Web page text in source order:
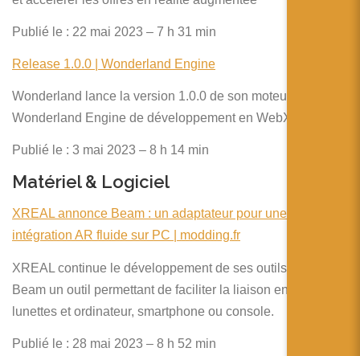
Publié le : 22 mai 2023 – 7 h 31 min
Release 1.0.0 | Wonderland Engine
Wonderland lance la version 1.0.0 de son moteur
Wonderland Engine de développement en WebXR.
Publié le : 3 mai 2023 – 8 h 14 min
Matériel & Logiciel
XREAL annonce Beam : un adaptateur pour une
intégration AR fluide sur PC | modding.fr
XREAL continue le développement de ses outils avec
Beam un outil permettant de faciliter la liaison entre les
lunettes et ordinateur, smartphone ou console.
Publié le : 28 mai 2023 – 8 h 52 min